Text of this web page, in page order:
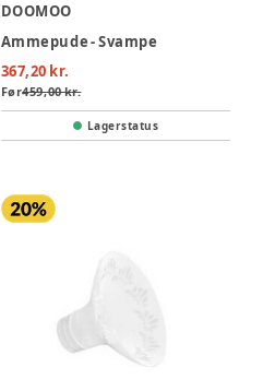
DOOMOO
Ammepude - Svampe
367,20 kr.
Før459,00 kr.
Lagerstatus